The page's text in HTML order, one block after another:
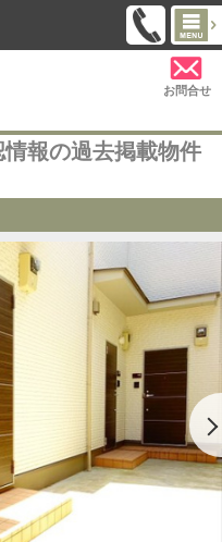
お問合せ
報の過去掲載物件